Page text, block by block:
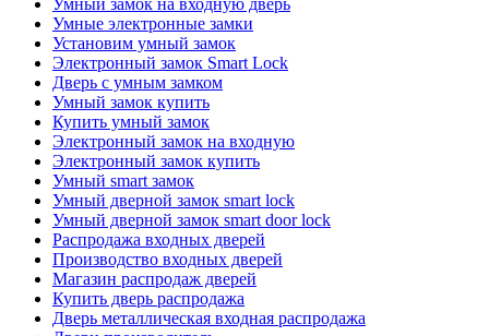
Умные электронные замки
Установим умный замок
Электронный замок Smart Lock
Дверь с умным замком
Умный замок купить
Купить умный замок
Электронный замок на входную
Электронный замок купить
Умный smart замок
Умный дверной замок smart lock
Умный дверной замок smart door lock
Распродажа входных дверей
Производство входных дверей
Магазин распродаж дверей
Купить дверь распродажа
Дверь металлическая входная распродажа